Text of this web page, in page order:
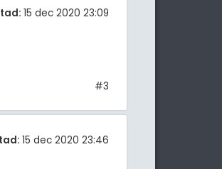
15 dec 2020 23:09
#3
15 dec 2020 23:46